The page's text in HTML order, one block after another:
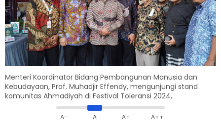
Menteri Koordinator Bidang Pembangunan Manusia dan
Kebudayaan, Prof. Muhadjir Effendy, mengunjungi stand
komunitas Ahmadiyah di Festival Toleransi 2024,
A- A A+ A++